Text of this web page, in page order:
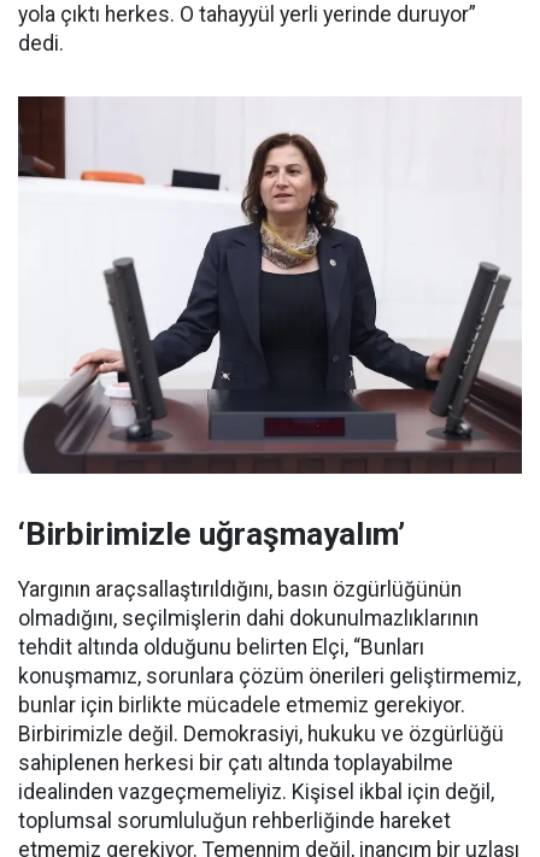
yola çıktı herkes. O tahayyül yerli yerinde duruyor”
dedi.
‘Birbirimizle uğraşmayalım’
Yargının araçsallaştırıldığını, basın özgürlüğünün
olmadığını, seçilmişlerin dahi dokunulmazlıklarının
tehdit altında olduğunu belirten Elçi, “Bunları
konuşmamız, sorunlara çözüm önerileri geliştirmemiz,
bunlar için birlikte mücadele etmemiz gerekiyor.
Birbirimizle değil. Demokrasiyi, hukuku ve özgürlüğü
sahiplenen herkesi bir çatı altında toplayabilme
idealinden vazgeçmemeliyiz. Kişisel ikbal için değil,
toplumsal sorumluluğun rehberliğinde hareket
etmemiz gerekiyor. Temennim değil, inancım bir uzlaşı